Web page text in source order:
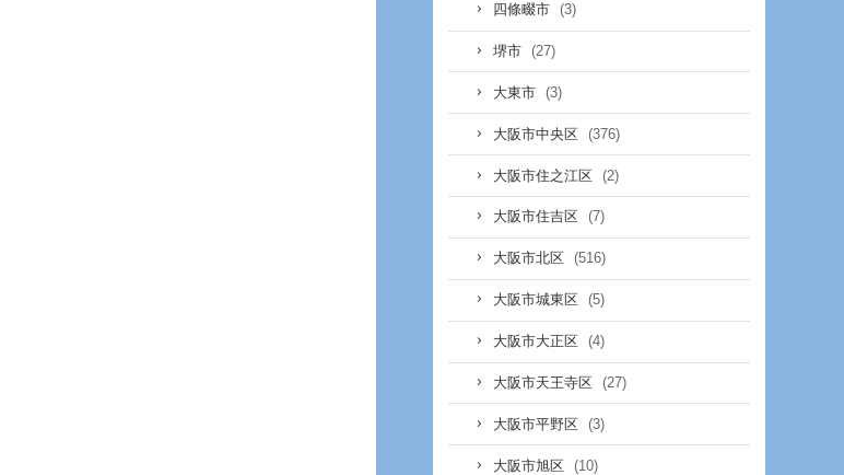
四條畷市 (3)
堺市 (27)
大東市 (3)
大阪市中央区 (376)
大阪市住之江区 (2)
大阪市住吉区 (7)
大阪市北区 (516)
大阪市城東区 (5)
大阪市大正区 (4)
大阪市天王寺区 (27)
大阪市平野区 (3)
大阪市旭区 (10)